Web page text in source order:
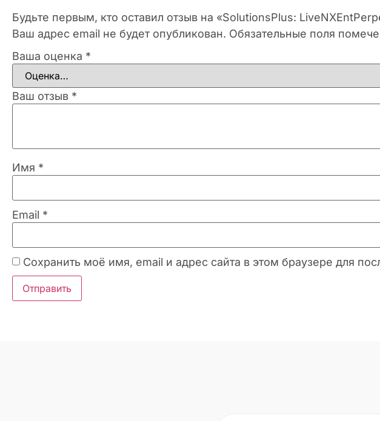
Будьте первым, кто оставил отзыв на «SolutionsPlus:
Ваш адрес email не будет опубликован. Обязательные поля
Ваша оценка *
Ваш отзыв *
Имя *
Email *
Сохранить моё имя, email и адрес сайта в этом браузере для